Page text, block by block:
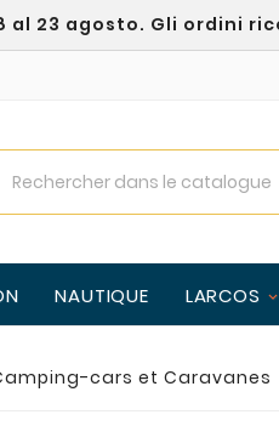
al 23 agosto. Gli
NAUTIQUE LARCOS
cars et Caravanes